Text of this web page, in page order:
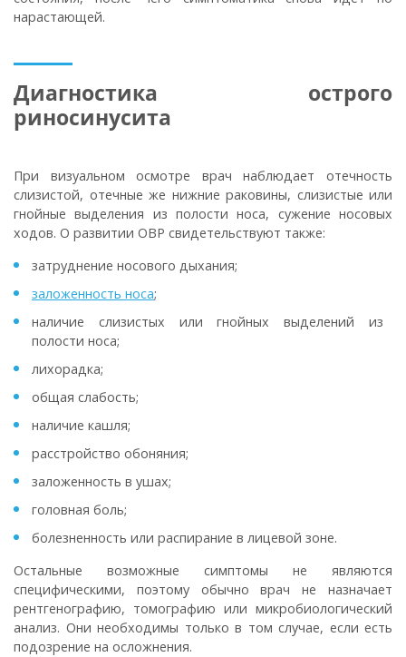
нарастающей.
Диагностика острого
риносинусита
При визуальном осмотре врач наблюдает отечность
слизистой, отечные же нижние раковины, слизистые или
гнойные выделения из полости носа, сужение носовых
ходов. О развитии ОВР свидетельствуют также:
затруднение носового дыхания;
заложенность носа;
наличие слизистых или гнойных выделений из
полости носа;
лихорадка;
общая слабость;
наличие кашля;
расстройство обоняния;
заложенность в ушах;
головная боль;
болезненность или распирание в лицевой зоне.
Остальные возможные симптомы не являются
специфическими, поэтому обычно врач не назначает
рентгенографию, томографию или микробиологический
анализ. Они необходимы только в том случае, если есть
подозрение на осложнения.